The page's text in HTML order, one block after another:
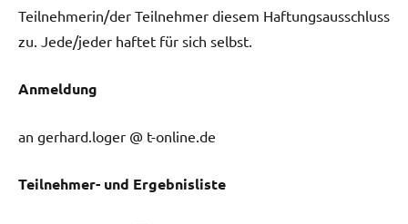
Teilnehmerin/der Teilnehmer diesem Haftungsausschluss
zu. Jede/jeder haftet für sich selbst.
Anmeldung
an gerhard.loger @ t-online.de
Teilnehmer- und Ergebnisliste